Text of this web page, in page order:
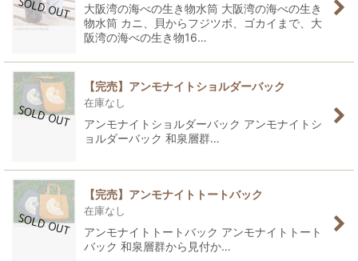
大阪湾の海べの生き物水筒 大阪湾の海べの生き
物水筒 カニ、貝からフジツボ、ゴカイまで、大
阪湾の海べの生き物16…
【完売】アンモナイトショルダーバック
在庫なし
アンモナイトショルダーバック アンモナイトシ
ョルダーバック 和泉層群…
【完売】アンモナイトトートバック
在庫なし
アンモナイトトートバック アンモナイトトート
バック 和泉層群から見付か…